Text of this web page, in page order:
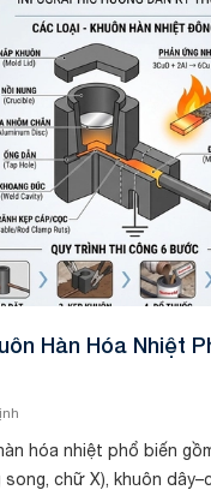
Hàn Hóa Nhiệt
hóa nhiệt phổ biến
chữ X), khuôn